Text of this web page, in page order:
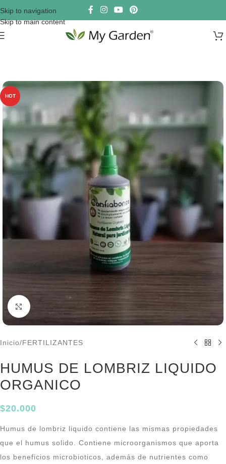
Skip to navigation
Skip to main content
HOT
Click to enlarge
Inicio/FERTILIZANTES
HUMUS DE LOMBRIZ LIQUIDO
ORGANICO
$20.000
Humus de lombriz liquido contiene las mismas propiedades
que el humus solido. Contiene microorganismos que aporta
los beneficios microbioticos, además de nutrientes como